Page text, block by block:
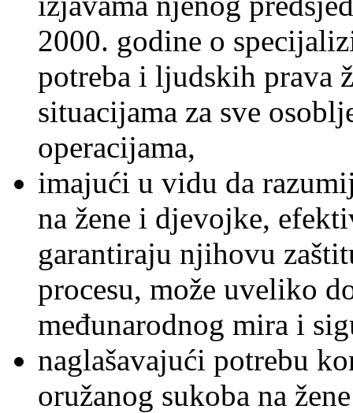
2000. godine o
potreba i ljudskih prava
situacijama za sve
operacijama,
imajući u vidu da
na žene i djevojke,
garantiraju njihovu
procesu, može uveliko
međunarodnog mira i
naglašavajući potrebu
oružanog sukoba na